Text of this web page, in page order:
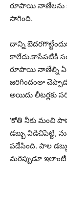
రూపాయి నాణేలను
సాగింది.
దాన్ని
కాలేదు.కాసేపటికి
రూపాయి నాణేల్ని
జరిగిందంతా
అయిదు లీటర్లకు
‘కోతి నీకు మంచి
డబ్బు విడిచిపెట్టి,
పడేసింది. పాల
మరెప్పుడూ